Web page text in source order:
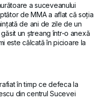
a suceveanului
de MMA a aflat că soția
de ani de zile de un
un ștreang într-o anexă
este călcată în picioare la
în timp ce defeca la
din centrul Sucevei